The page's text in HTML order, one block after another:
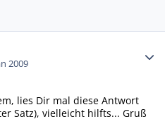
2009
lies Dir mal diese Antwort
Satz), vielleicht hilfts... Gruß